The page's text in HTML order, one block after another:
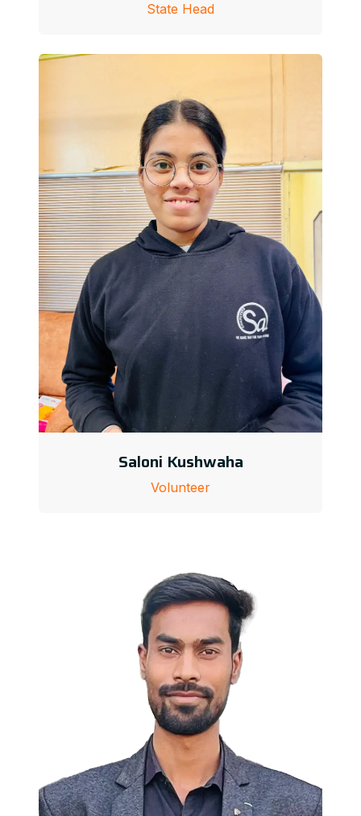
State Head
Saloni Kushwaha
Volunteer